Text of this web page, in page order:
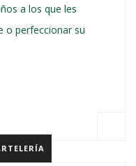
a los que les
o perfeccionar su